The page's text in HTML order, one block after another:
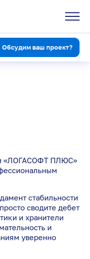
Обсудим ваш проект?
«ЛОГАСОФТ ПЛЮС»
стабильности
сводите дебет
и хранители
и
уверенно